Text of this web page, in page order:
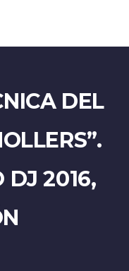
DEL
DJ 2016,